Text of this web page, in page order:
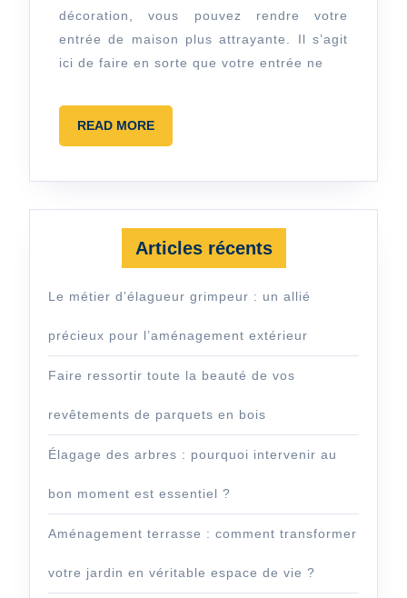
une
décoration, vous pouvez rendre votre
entrée de maison plus attrayante. Il s’agit
ici de faire en sorte que votre entrée ne
READ MOREREAD
MORE
Articles récents
Le métier d’élagueur grimpeur : un allié
précieux pour l’aménagement extérieur
Faire ressortir toute la beauté de vos
revêtements de parquets en bois
Élagage des arbres : pourquoi intervenir au
bon moment est essentiel ?
Aménagement terrasse : comment transformer
votre jardin en véritable espace de vie ?